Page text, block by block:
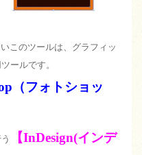
このツールは、グラフィッ
ールです。
（フォトショッ
【InDesign(インデ